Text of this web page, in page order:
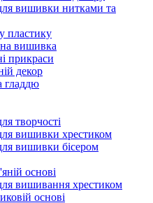
вишивки нитками та
пластику
вишивка
прикраси
декор
гладдю
творчості
вишивки хрестиком
вишивки бісером
основі
вишивання хрестиком
основі